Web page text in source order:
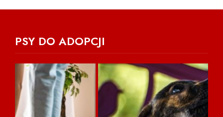
PSY DO ADOPCJI